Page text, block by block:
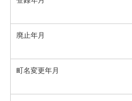
廃止年月
町名変更年月